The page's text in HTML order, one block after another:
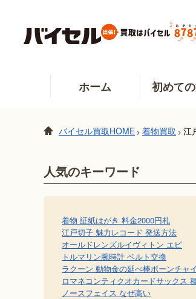
ホーム 初めて
バイセル買取HOME > 着物買取 > 江
人気のキーワード
着物 証紙はがき 料金2000円札
江戸切子 魅力 レコード 発送方法
オールドレンズルイヴィトン エピ
トルマリン腕時計 ベルト交換
ラクーン 動物金の延べ棒ボーンチャ
ロマネコンティクオカードサックス
ノースフェイス なぜ高い